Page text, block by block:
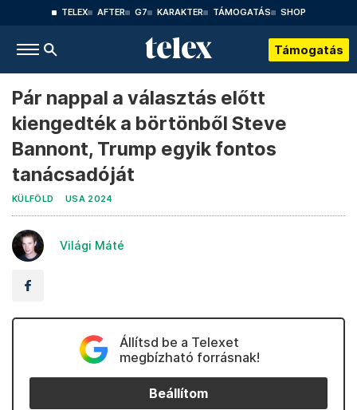
TELEX AFTER G7 KARAKTER TÁMOGATÁS SHOP
Támogatás
Pár nappal a választás előtt
kiengedték a börtönből Steve
Bannont, Trump egyik fontos
tanácsadóját
KÜLFÖLD USA 2024
Világi Máté
Állítsd be a Telexet
megbízható forrásnak!
Beállítom